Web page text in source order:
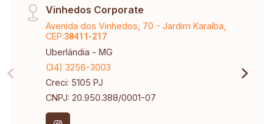
Vinhedos Corporate
Avenida dos Vinhedos, 70 - Jardim Karaíba,
CEP:38411-217
Uberlândia - MG
(34) 3256-3003
Creci: 5105 PJ
CNPJ: 20.950.388/0001-07